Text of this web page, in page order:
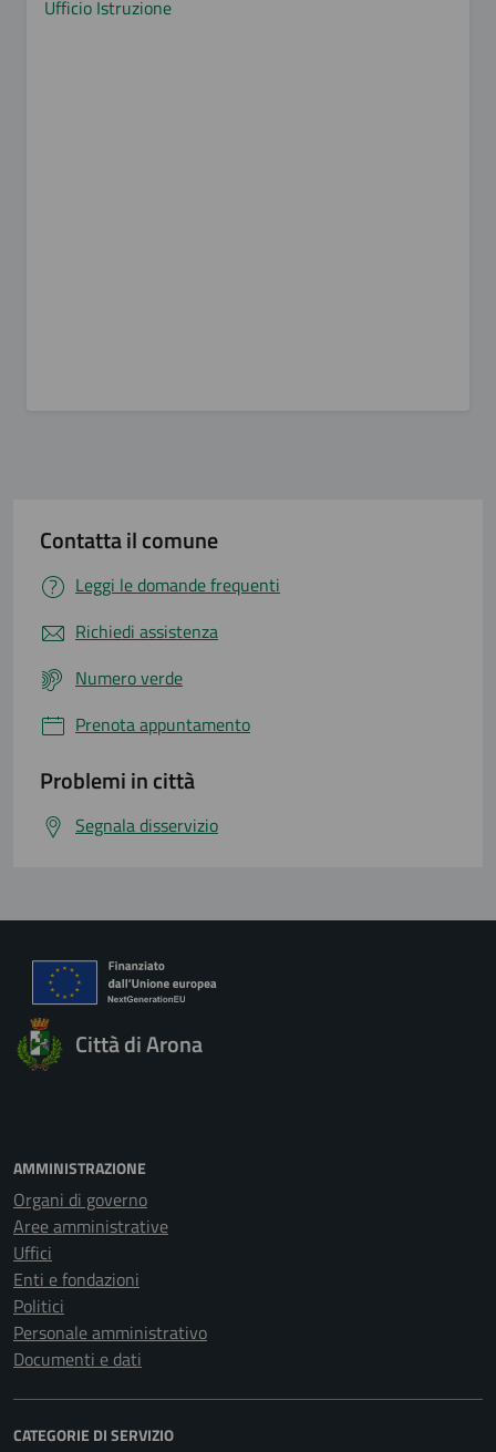
Ufficio Istruzione
Contatta il comune
Leggi le domande frequenti
Richiedi assistenza
Numero verde
Prenota appuntamento
Problemi in città
Segnala disservizio
Città di Arona
AMMINISTRAZIONE
Organi di governo
Aree amministrative
Uffici
Enti e fondazioni
Politici
Personale amministrativo
Documenti e dati
CATEGORIE DI SERVIZIO